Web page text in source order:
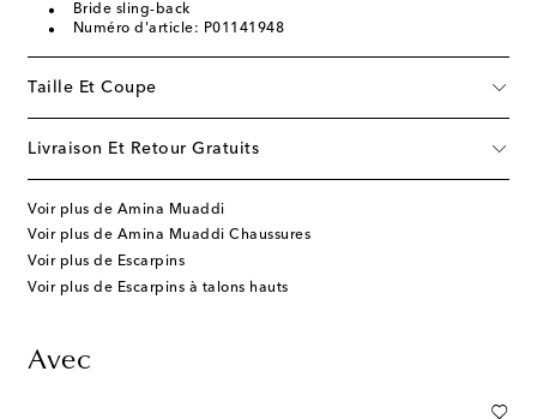
Bride sling-back
Numéro d'article: P01141948
Taille Et Coupe
Livraison Et Retour Gratuits
Voir plus de Amina Muaddi
Voir plus de Amina Muaddi Chaussures
Voir plus de Escarpins
Voir plus de Escarpins à talons hauts
Avec